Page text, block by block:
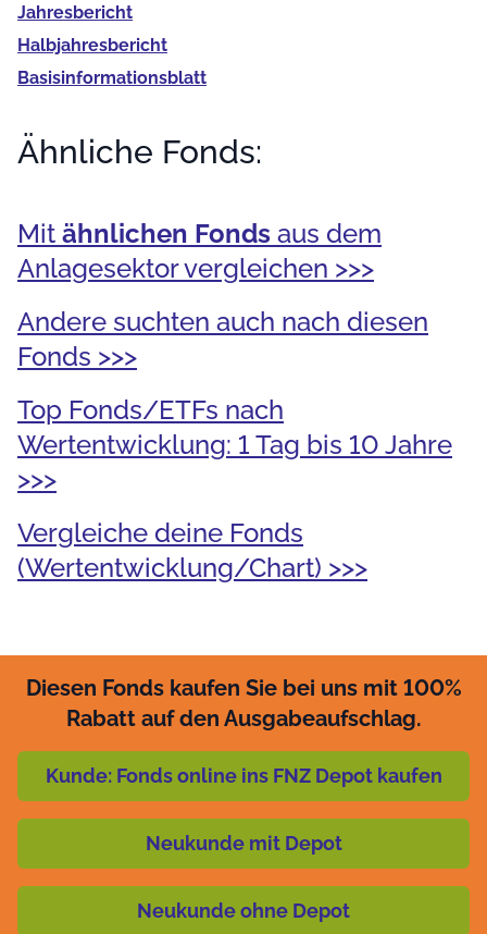
Jahres­bericht
Halb­jahres­bericht
Basis­informationsblatt
Ähnliche Fonds:
Mit ähnlichen Fonds aus dem
Anlagesektor vergleichen >>>
Andere suchten auch nach diesen
Fonds >>>
Top Fonds/ETFs nach
Wertentwicklung: 1 Tag bis 10 Jahre
>>>
Vergleiche deine Fonds
(Wertentwicklung/Chart) >>>
Diesen Fonds kaufen Sie bei uns mit 100%
Rabatt auf den Ausgabeaufschlag.
Kunde: Fonds online ins FNZ Depot kaufen
Neukunde mit Depot
Neukunde ohne Depot